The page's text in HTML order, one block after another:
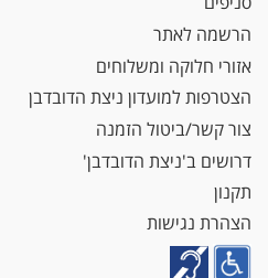
הרשמה לאתר
אזורי חלוקה ומשלוחים
הצטרפות למועדון ניצת הדובדבן
צור קשר/ביטול הזמנה
דרושים ב'ניצת הדובדבן'
תקנון
הצהרת נגישות